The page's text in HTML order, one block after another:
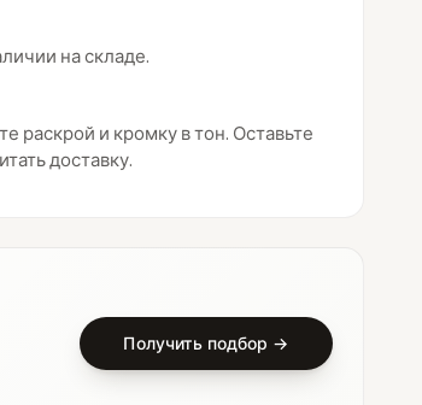
на складе.
раскрой и кромку в тон. Оставьте
доставку.
Получить подбор →